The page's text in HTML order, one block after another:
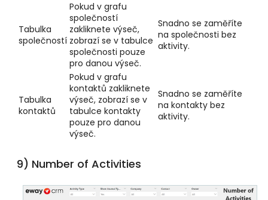
Tabulka
společností
Pokud v grafu
společností
zakliknete výseč,
zobrazí se v tabulce
společnosti pouze
pro danou výseč.
Snadno se zaměříte
na společnosti bez
aktivity.
Tabulka
kontaktů
Pokud v grafu
kontaktů zakliknete
výseč, zobrazí se v
tabulce kontakty
pouze pro danou
výseč.
Snadno se zaměříte
na kontakty bez
aktivity.
9) Number of Activities